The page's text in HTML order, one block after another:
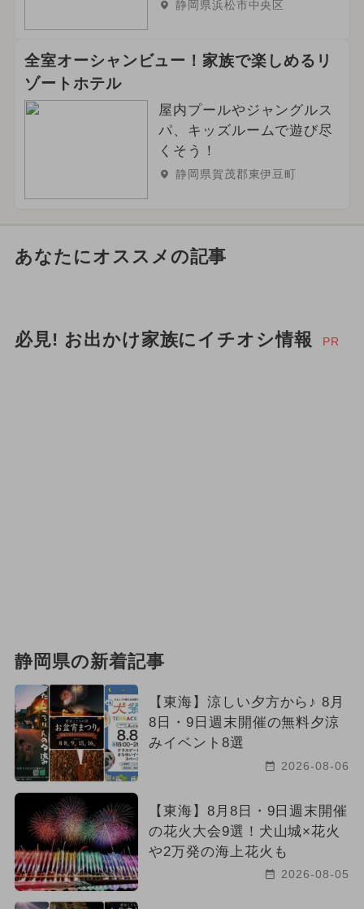
静岡県浜松市中央区
全室オーシャンビュー！家族で楽しめるリ
ゾートホテル
屋内プールやジャングルス
パ、キッズルームで遊び尽
くそう！
静岡県賀茂郡東伊豆町
あなたにオススメの記事
必見! お出かけ家族にイチオシ情報 PR
静岡県の新着記事
【東海】涼しい夕方から♪ 8月
8日・9日週末開催の無料夕涼
みイベント8選
2026-08-06
【東海】8月8日・9日週末開催
の花火大会9選！犬山城×花火
や2万発の海上花火も
2026-08-05